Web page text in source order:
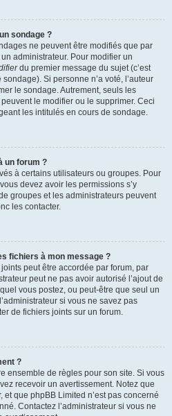
sondage ?
ne peuvent être modifiés que par
administrateur. Pour modifier un
du premier message du sujet (c’est
Si personne n’a voté, l’auteur
le sondage. Autrement, seuls les
le modifier ou le supprimer. Ceci
les intitulés en cours de sondage.
un forum ?
à certains utilisateurs ou groupes. Pour
devez avoir les permissions s’y
groupes et les administrateurs peuvent
les contacter.
fichiers à mon message ?
peut être accordée par forum, par
peut ne pas avoir autorisé l’ajout de
vous postez, ou peut-être que seul un
si vous ne savez pas
de fichiers joints sur un forum.
?
ensemble de règles pour son site. Si vous
recevoir un avertissement. Notez que
et que phpBB Limited n’est pas concerné
Contactez l’administrateur si vous ne